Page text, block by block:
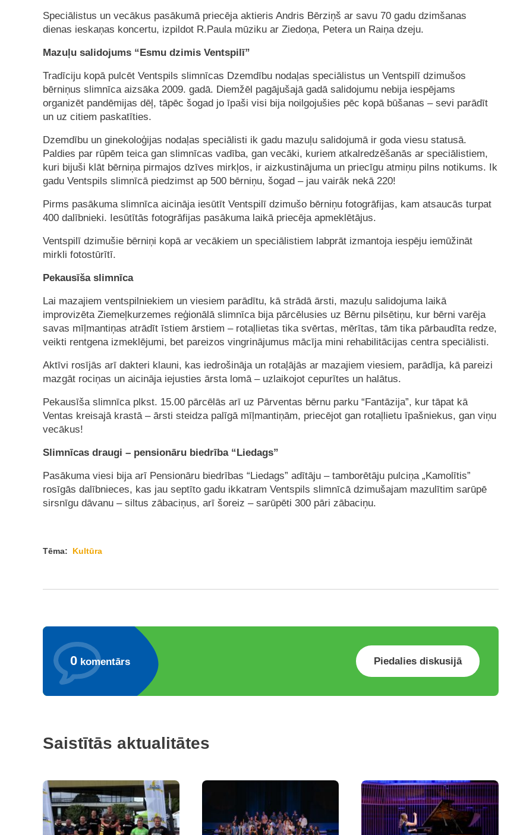
Speciālistus un vecākus pasākumā priecēja aktieris Andris Bērziņš ar savu 70 gadu dzimšanas
dienas ieskaņas koncertu, izpildot R.Paula mūziku ar Ziedoņa, Petera un Raiņa dzeju.
Mazuļu salidojums “Esmu dzimis Ventspilī”
Tradīciju kopā pulcēt Ventspils slimnīcas Dzemdību nodaļas speciālistus un Ventspilī dzimušos
bērniņus slimnīca aizsāka 2009. gadā. Diemžēl pagājušajā gadā salidojumu nebija iespējams
organizēt pandēmijas dēļ, tāpēc šogad jo īpaši visi bija noilgojušies pēc kopā būšanas – sevi parādīt
un uz citiem paskatīties.
Dzemdību un ginekoloģijas nodaļas speciālisti ik gadu mazuļu salidojumā ir goda viesu statusā.
Paldies par rūpēm teica gan slimnīcas vadība, gan vecāki, kuriem atkalredzēšanās ar speciālistiem,
kuri bijuši klāt bērniņa pirmajos dzīves mirkļos, ir aizkustinājuma un priecīgu atmiņu pilns notikums. Ik
gadu Ventspils slimnīcā piedzimst ap 500 bērniņu, šogad – jau vairāk nekā 220!
Pirms pasākuma slimnīca aicināja iesūtīt Ventspilī dzimušo bērniņu fotogrāfijas, kam atsaucās turpat
400 dalībnieki. Iesūtītās fotogrāfijas pasākuma laikā priecēja apmeklētājus.
Ventspilī dzimušie bērniņi kopā ar vecākiem un speciālistiem labprāt izmantoja iespēju iemūžināt
mirkli fotostūrītī.
Pekausīša slimnīca
Lai mazajiem ventspilniekiem un viesiem parādītu, kā strādā ārsti, mazuļu salidojuma laikā
improvizēta Ziemeļkurzemes reģionālā slimnīca bija pārcēlusies uz Bērnu pilsētiņu, kur bērni varēja
savas mīļmantiņas atrādīt īstiem ārstiem – rotaļlietas tika svērtas, mērītas, tām tika pārbaudīta redze,
veikti rentgena izmeklējumi, bet pareizos vingrinājumus mācīja mini rehabilitācijas centra speciālisti.
Aktīvi rosījās arī dakteri klauni, kas iedrošināja un rotaļājās ar mazajiem viesiem, parādīja, kā pareizi
mazgāt rociņas un aicināja iejusties ārsta lomā – uzlaikojot cepurītes un halātus.
Pekausīša slimnīca plkst. 15.00 pārcēlās arī uz Pārventas bērnu parku “Fantāzija”, kur tāpat kā
Ventas kreisajā krastā – ārsti steidza palīgā mīļmantiņām, priecējot gan rotaļlietu īpašniekus, gan viņu
vecākus!
Slimnīcas draugi – pensionāru biedrība “Liedags”
Pasākuma viesi bija arī Pensionāru biedrības “Liedags” adītāju – tamborētāju pulciņa „Kamolītis”
rosīgās dalībnieces, kas jau septīto gadu ikkatram Ventspils slimnīcā dzimušajam mazulītim sarūpē
sirsnīgu dāvanu – siltus zābaciņus, arī šoreiz – sarūpēti 300 pāri zābaciņu.
Tēma: Kultūra
0 komentārs Piedalies diskusijā
Saistītās aktualitātes